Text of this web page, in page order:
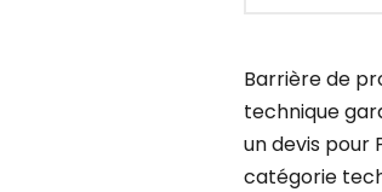
Barrière de
technique
un devis pour
catégorie